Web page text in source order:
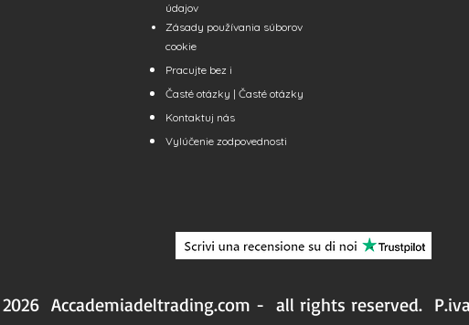
údajov
Zásady používania súborov
cookie
Pracujte bez i
Časté otázky | Časté otázky
Kontaktuj nás
Vylúčenie zodpovednosti
2026 Accademiadeltrading.com - all rights reserved.